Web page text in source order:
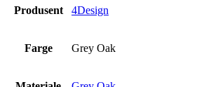
Produsent 4Design
Farge Grey Oak